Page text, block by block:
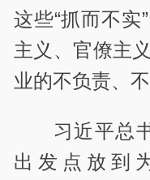
这些“抓而不实
主义、官僚主
业的不负责、不
习近平总
出发点放到